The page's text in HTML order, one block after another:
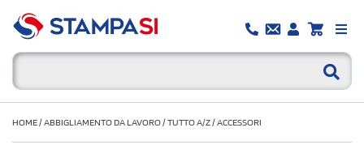
HOME/ABBIGLIAMENTO DA LAVORO/TUTTO A/Z/ACCESSORI